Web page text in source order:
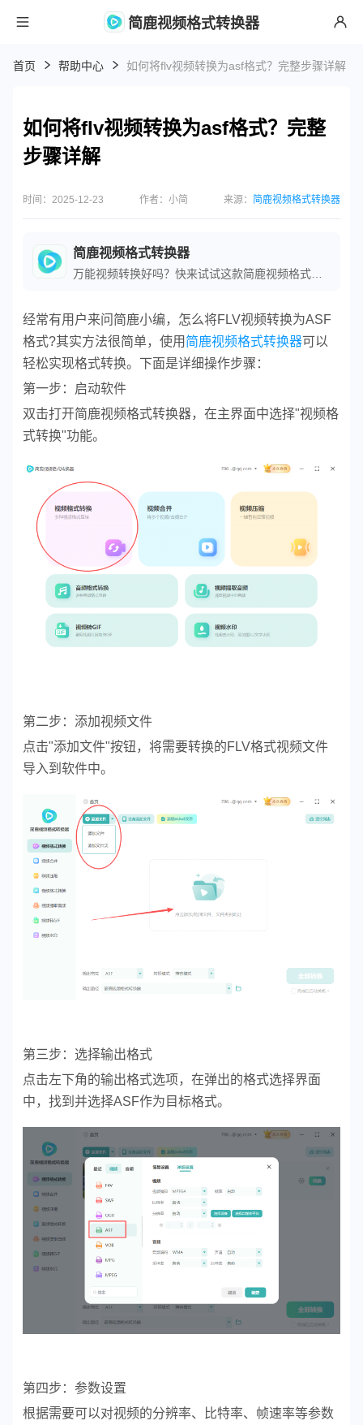
简鹿视频格式转换器
首页 帮助中心 如何将flv视频转换为asf格式？完整步骤详解
如何将flv视频转换为asf格式？完整
步骤详解
时间：2025-12-23 作者：小简 来源： 简鹿视频格式转换器
简鹿视频格式转换器
经常有用户来问简鹿小编，怎么将FLV视频转换为ASF
格式?其实方法很简单，使用 简鹿视频格式转换器可以
轻松实现格式转换。下面是详细操作步骤：
第一步：启动软件
双击打开简鹿视频格式转换器，在主界面中选择"视频格
式转换"功能。
第二步：添加视频文件
点击"添加文件"按钮，将需要转换的FLV格式视频文件
导入到软件中。
第三步：选择输出格式
点击左下角的输出格式选项，在弹出的格式选择界面
中，找到并选择ASF作为目标格式。
第四步：参数设置
根据需要可以对视频的分辨率、比特率、帧速率等参数